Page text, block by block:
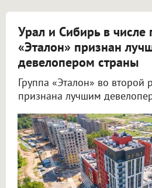
Урал и Сибирь в числе
«Эталон» признан
девелопером страны
Группа «Эталон» во второй
признана лучшим